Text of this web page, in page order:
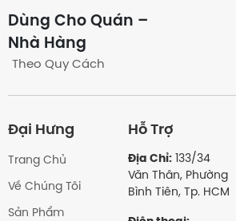
không?
Dùng Cho Quán –
Nhà Hàng
Theo Quy Cách
Đại Hưng
Trang Chủ
Về Chúng Tôi
Sản Phẩm
Hỗ Trợ
Địa Chỉ:133/34
Văn Thân, Phường
Bình Tiên, Tp. HCM